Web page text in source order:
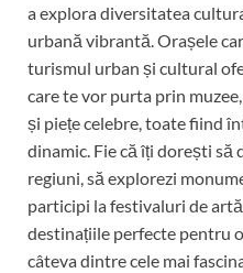
a explora diversitatea
urbană vibrantă. Orașele
turismul urban și cultural
care te vor purta prin
și piețe celebre, toate fiind
dinamic. Fie că îți dorești să
regiuni, să explorezi
participi la festivaluri de
destinațiile perfecte pentru
câteva dintre cele mai